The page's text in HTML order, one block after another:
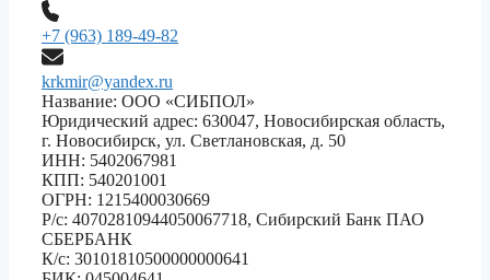
+7 (963) 189-49-82
krkmir@yandex.ru
Название: ООО «СИБПОЛ»
Юридический адрес: 630047, Новосибирская область,
г. Новосибирск, ул. Светлановская, д. 50
ИНН: 5402067981
КПП: 540201001
ОГРН: 1215400030669
Р/с: 40702810944050067718, Сибирский Банк ПАО
СБЕРБАНК
К/с: 30101810500000000641